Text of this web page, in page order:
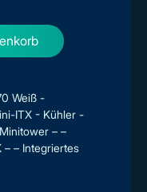
Weiß -
ITX - Kühler -
– –
– – Integriertes